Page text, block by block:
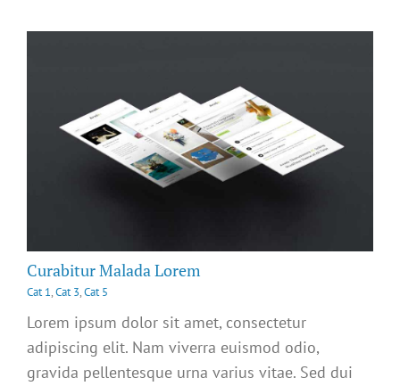
Curabitur Malada Lorem
Cat 1,Cat 3,Cat 5
Lorem ipsum dolor sit amet, consectetur
adipiscing elit. Nam viverra euismod odio,
gravida pellentesque urna varius vitae. Sed dui